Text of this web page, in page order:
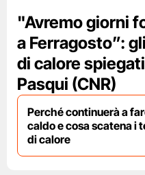
"Avremo giorni
a Ferragosto”:
di calore
Pasqui (CNR)
Perché continuerà a
caldo e cosa scatena i
di calore